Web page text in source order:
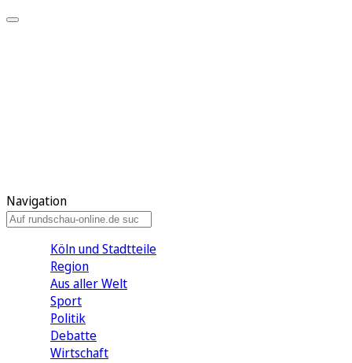
Navigation
Köln und Stadtteile
Region
Aus aller Welt
Sport
Politik
Debatte
Wirtschaft